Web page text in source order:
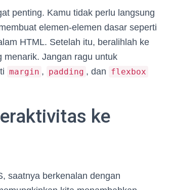
penting. Kamu tidak perlu langsung
elemen-elemen dasar seperti
HTML. Setelah itu, beralihlah ke
menarik. Jangan ragu untuk
margin , padding , dan flexbox
ke
saatnya berkenalan dengan